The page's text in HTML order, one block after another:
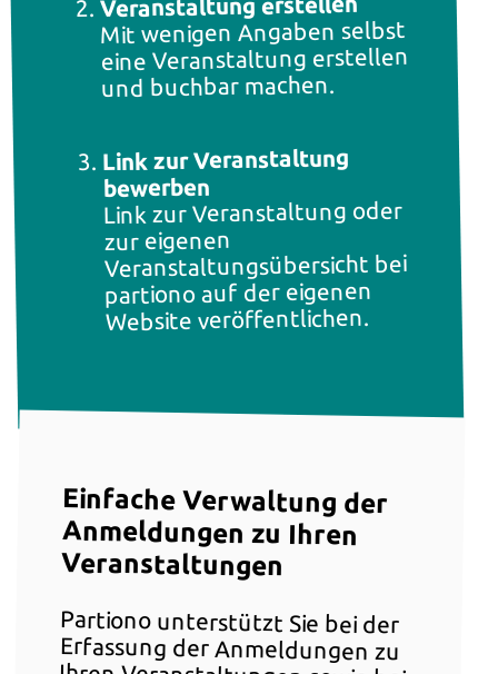
Veranstaltung erstellen
Mit wenigen Angaben selbst
eine Veranstaltung erstellen
und buchbar machen.
Link zur Veranstaltung
bewerben
Link zur Veranstaltung oder
zur eigenen
Veranstaltungsübersicht bei
partiono auf der eigenen
Website veröffentlichen.
Einfache Verwaltung der
Anmeldungen zu Ihren
Veranstaltungen
Partiono unterstützt Sie bei der
Erfassung der Anmeldungen zu
Ihren Veranstaltungen sowie bei
der Nachbearbeitung der
Anmeldungen. Umfangreiche
Funktionen in einer intuitiv
gehaltenen Oberfläche
erleichtern Ihnen dabei die
Tätigkeit und lässt diese zum
Kinderspiel werden. Im
Handumdrehen sehen Sie
aktuelle Anmeldezahlen und
haben somit jederzeit Kontrolle